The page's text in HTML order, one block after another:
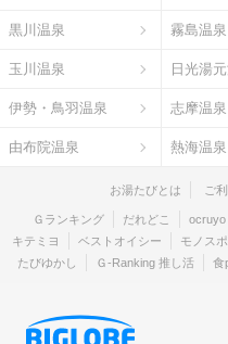
黒川温泉 霧島温泉
玉川温泉 日光湯
伊勢・鳥羽温泉 志摩温泉
由布院温泉 熱海温泉
お湯たびとは ご
Ｇランキング だれどこ ocruyo
キテミヨ
ベストオイシー モノスポ
たびゆかし
Ｇ-Ranking 推し活 食